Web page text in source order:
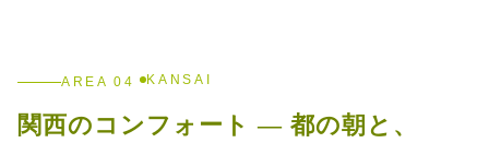
AREA 04 KANSAI
関西のコンフォート — 都の朝と、